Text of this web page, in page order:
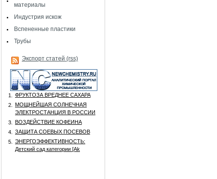
материалы
Индустрия искож
Вспененные пластики
Трубы
Экспорт статей (rss)
1.
ФРУКТОЗА ВРЕДНЕЕ САХАРА
2.
МОЩНЕЙШАЯ СОЛНЕЧНАЯ
ЭЛЕКТРОСТАНЦИЯ В РОССИИ
3.
ВОЗДЕЙСТВИЕ КОФЕИНА
4.
ЗАЩИТА СОЕВЫХ ПОСЕВОВ
5.
ЭНЕРГОЭФФЕКТИВНОСТЬ:
Детский сад категории [Аk